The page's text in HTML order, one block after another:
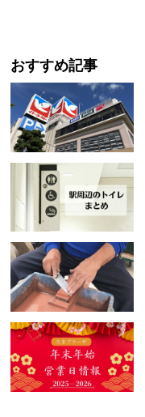
おすすめ記事